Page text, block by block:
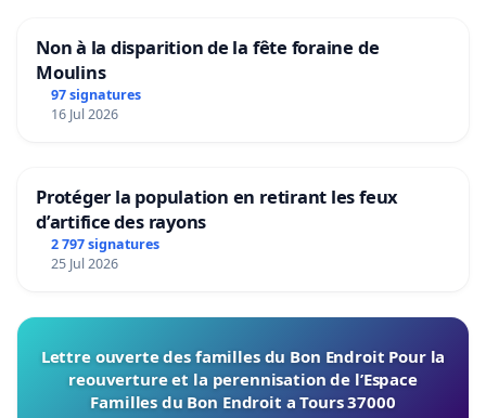
Non à la disparition de la fête foraine de
Moulins
97 signatures
16 Jul 2026
Protéger la population en retirant les feux
d’artifice des rayons
2 797 signatures
25 Jul 2026
Lettre ouverte des familles du Bon Endroit Pour la
reouverture et la perennisation de l’Espace
Familles du Bon Endroit a Tours 37000